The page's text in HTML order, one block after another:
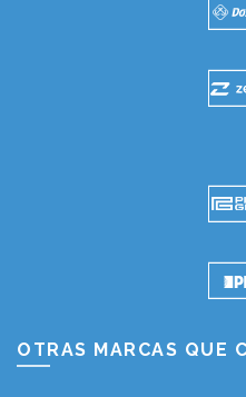
OTRAS MARCAS QUE